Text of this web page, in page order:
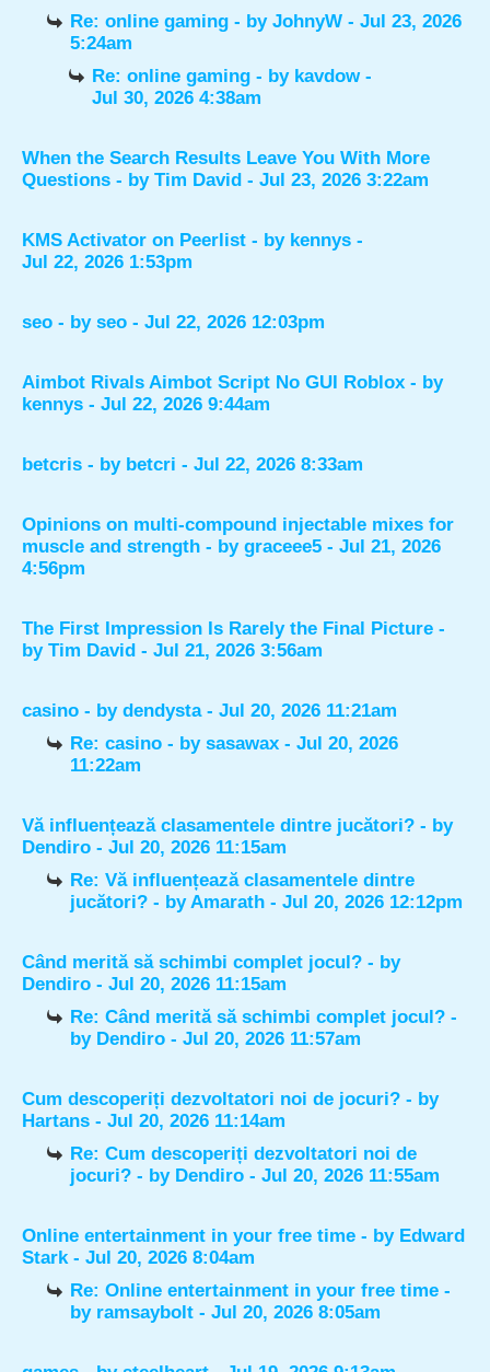
Re: online gaming - byJohnyW - Jul 23, 2026
5:24am
Re: online gaming - by kavdow-
Jul 30, 2026 4:38am
When the Search Results Leave You With More
Questions - by Tim David - Jul 23, 2026 3:22am
KMS Activator on Peerlist - by kennys -
Jul 22, 2026 1:53pm
seo - by seo - Jul 22, 2026 12:03pm
Aimbot Rivals Aimbot Script No GUI Roblox - by
kennys - Jul 22, 2026 9:44am
betcris - by betcri - Jul 22, 2026 8:33am
Opinions on multi-compound injectable mixes for
muscle and strength - by graceee5 - Jul 21, 2026
4:56pm
The First Impression Is Rarely the Final Picture -
by Tim David - Jul 21, 2026 3:56am
casino - by dendysta- Jul 20, 2026 11:21am
Re: casino - bysasawax - Jul 20, 2026
11:22am
Vă influențează clasamentele dintre jucători? - by
Dendiro - Jul 20, 2026 11:15am
Re: Vă influențează clasamentele dintre
jucători? - byAmarath - Jul 20, 2026 12:12pm
Când merită să schimbi complet jocul? - by
Dendiro - Jul 20, 2026 11:15am
Re: Când merită să schimbi complet jocul? -
by Dendiro - Jul 20, 2026 11:57am
Cum descoperiți dezvoltatori noi de jocuri? - by
Hartans - Jul 20, 2026 11:14am
Re: Cum descoperiți dezvoltatori noi de
jocuri? - by Dendiro - Jul 20, 2026 11:55am
Online entertainment in your free time - by Edward
Stark- Jul 20, 2026 8:04am
Re: Online entertainment in your free time -
by ramsaybolt - Jul 20, 2026 8:05am